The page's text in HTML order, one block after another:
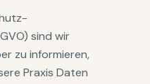
sind wir
zu informieren,
Praxis Daten